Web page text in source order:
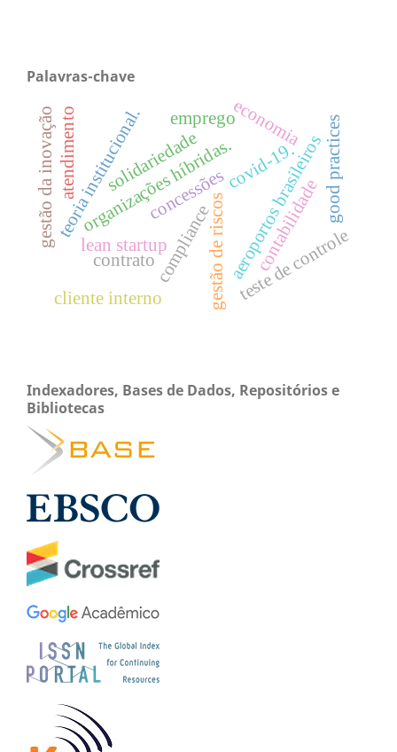
Palavras-chave
covid-19.
concessõesaeroportos brasileiros
organizações híbridas.
teoria institucional.
teste de controle
gestão de riscos
compliance
lean startup
gestão da inovaçãoatendimento solidariedade
economia
contabilidade
good practices
emprego
contrato
cliente interno
Indexadores, Bases de Dados, Repositórios e
Bibliotecas